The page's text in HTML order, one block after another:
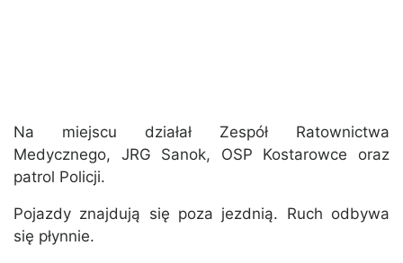
Na miejscu działał Zespół Ratownictwa
Medycznego, JRG Sanok, OSP Kostarowce oraz
patrol Policji.
Pojazdy znajdują się poza jezdnią. Ruch odbywa
się płynnie.